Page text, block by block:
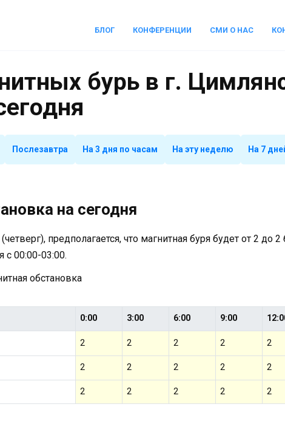
БЛОГ КОНФЕРЕНЦИИ СМИ О НАС
бурь в г.
Послезавтра На 3 дня по часам На эту неделю На 7
на сегодня
предполагается, что магнитная буря будет от 2 до
с 00:00-03:00.
обстановка
0:00 3:00 6:00 9:00
2 2 2 2 2
2 2 2 2 2
2 2 2 2 2